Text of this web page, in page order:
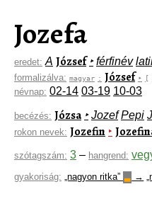
Jozefa
eredet: A József ‣ férfinév
formalizálva: magyar : József ‣ [
névnap: 02-14 03-19 10-03
becézés: Józsa ‣ Jozef Pepi
rokon nevek: Jozefin ‣
szótagszám: 3 – hangrend:
gyakoriság: „nagyon ritka” ▃ →